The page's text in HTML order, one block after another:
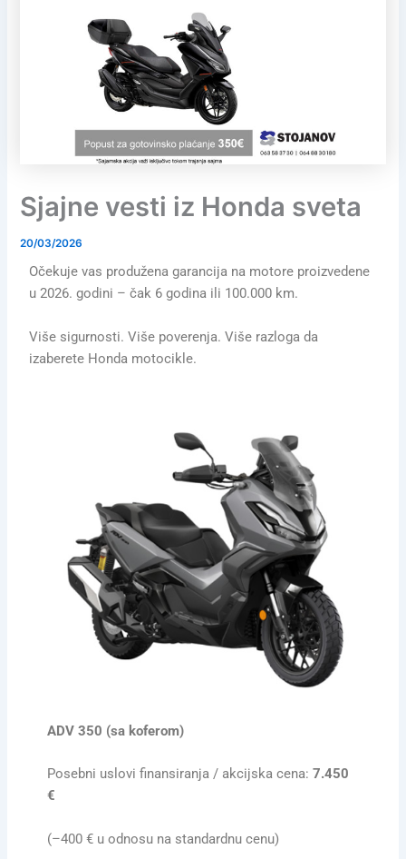
Sjajne vesti iz Honda sveta
20/03/2026
Očekuje vas produžena garancija na motore proizvedene
u 2026. godini – čak 6 godina ili 100.000 km.
Više sigurnosti. Više poverenja. Više razloga da
izaberete Honda motocikle.
ADV 350 (sa koferom)
Posebni uslovi finansiranja / akcijska cena:7.450
€
(–400 € u odnosu na standardnu cenu)